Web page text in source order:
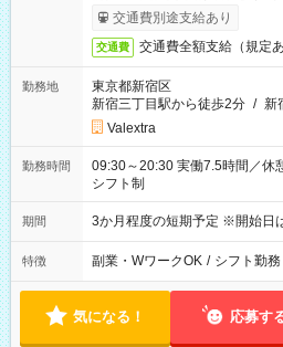
交通費別途支給あり
交通費 交通費全額支給（規定あ
勤務地
東京都新宿区
新宿三丁目駅から徒歩2分 / 新
Valextra
勤務時間
09:30～20:30 実働7.5時間／休憩1.5時間 営業時間に合わせた
シフト制
期間 3か月程度の短期予定 ※開始日
特徴 副業・WワークOK / シフト勤務
気になる！ 応募す